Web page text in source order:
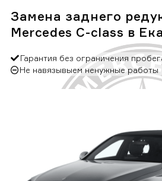
Замена заднего
Mercedes C-class в
Гарантия без ограничения
Не навязывыем ненужные работы